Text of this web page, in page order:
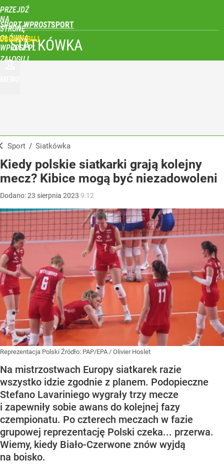
PRZEJDŹ
NA
STRONĘ
GŁÓWNĄ
WPROST.PL
SPORT WPROST
ZALOGUJ
SIATKÓWKA
Sport / Siatkówka
Kiedy polskie siatkarki grają kolejny
mecz? Kibice mogą być niezadowoleni
Dodano:23 sierpnia 2023 9:12
Reprezentacja Polski Źródło: PAP/EPA / Olivier Hoslet
Na mistrzostwach Europy siatkarek razie
wszystko idzie zgodnie z planem. Podopieczne
Stefano Lavariniego wygrały trzy mecze
i zapewniły sobie awans do kolejnej fazy
czempionatu. Po czterech meczach w fazie
grupowej reprezentację Polski czeka... przerwa.
Wiemy, kiedy Biało-Czerwone znów wyjdą
na boisko.